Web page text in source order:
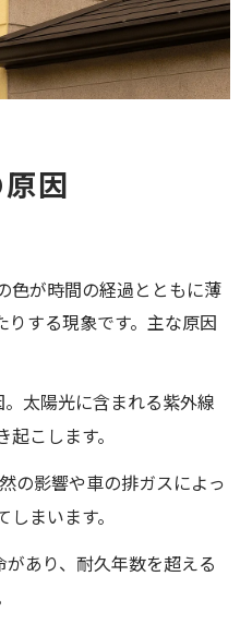
因
色が時間の経過とともに薄
りする現象です。主な原因
太陽光に含まれる紫外線
こします。
の影響や車の排ガスによっ
まいます。
あり、耐久年数を超える